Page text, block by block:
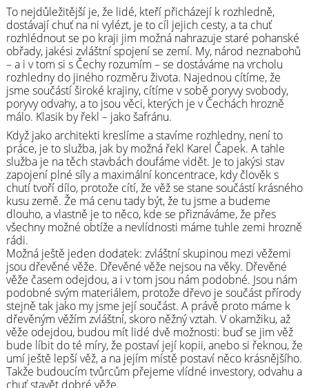
To nejdůležitější je, že lidé, kteří přicházejí k rozhledně,
dostávají chuť na ni vylézt, je to cíl jejich cesty, a ta chuť
rozhlédnout se po kraji jim možná nahrazuje staré pohanské
obřady, jakési zvláštní spojení se zemí. My, národ neznabohů
– a i v tom si s Čechy rozumím – se dostáváme na vrcholu
rozhledny do jiného rozměru života. Najednou cítíme, že
jsme součástí široké krajiny, cítíme v sobě poryvy svobody,
poryvy odvahy, a to jsou věci, kterých je v Čechách hrozně
málo. Klasik by řekl – jako šafránu.
Když jako architekti kreslíme a stavíme rozhledny, není to
práce, je to služba, jak by možná řekl Karel Čapek. A tahle
služba je na těch stavbách doufáme vidět. Je to jakýsi stav
zapojení plné síly a maximální koncentrace, kdy člověk s
chutí tvoří dílo, protože cítí, že věž se stane součástí krásného
kusu země. Že má cenu tady být, že tu jsme a budeme
dlouho, a vlastně je to něco, kde se přiznáváme, že přes
všechny možné obtíže a nevlídnosti máme tuhle zemi hrozně
rádi.
Možná ještě jeden dodatek: zvláštní skupinou mezi věžemi
jsou dřevěné věže. Dřevěné věže nejsou na věky. Dřevěné
věže časem odejdou, a i v tom jsou nám podobné. Jsou nám
podobné svým materiálem, protože dřevo je součást přírody
stejně tak jako my jsme její součást. A právě proto máme k
dřevěným věžím zvláštní, skoro něžný vztah. V okamžiku, až
věže odejdou, budou mít lidé dvě možnosti: buď se jim věž
bude líbit do té míry, že postaví její kopii, anebo si řeknou, že
umí ještě lepší věž, a na jejím místě postaví něco krásnějšího.
Takže budoucím tvůrcům přejeme vlídné investory, odvahu a
chuť stavět dobré věže.